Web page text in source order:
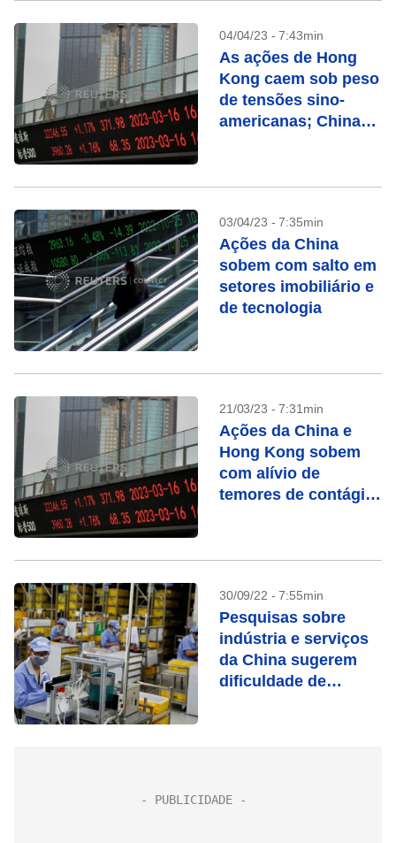
04/04/23 - 7:43min
As ações de Hong
Kong caem sob peso
de tensões sino-
americanas; China
03/04/23 - 7:35min
Ações da China
sobem com salto em
setores imobiliário e
de tecnologia
21/03/23 - 7:31min
Ações da China e
Hong Kong sobem
com alívio de
temores de contágio
30/09/22 - 7:55min
Pesquisas sobre
indústria e serviços
da China sugerem
dificuldade de